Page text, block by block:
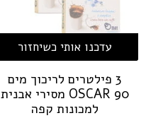
עדכנו אותי כשיחזור
3 פילטרים לריכוך מים
OSCAR 90 מסירי אבנית
למכונות קפה